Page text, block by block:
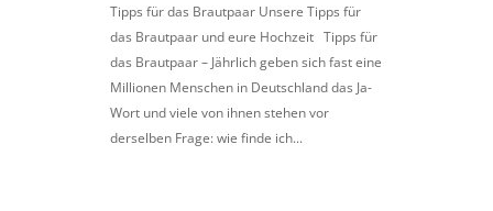
Tipps für das Brautpaar Unsere Tipps für
das Brautpaar und eure Hochzeit Tipps für
das Brautpaar – Jährlich geben sich fast eine
Millionen Menschen in Deutschland das Ja-
Wort und viele von ihnen stehen vor
derselben Frage: wie finde ich...